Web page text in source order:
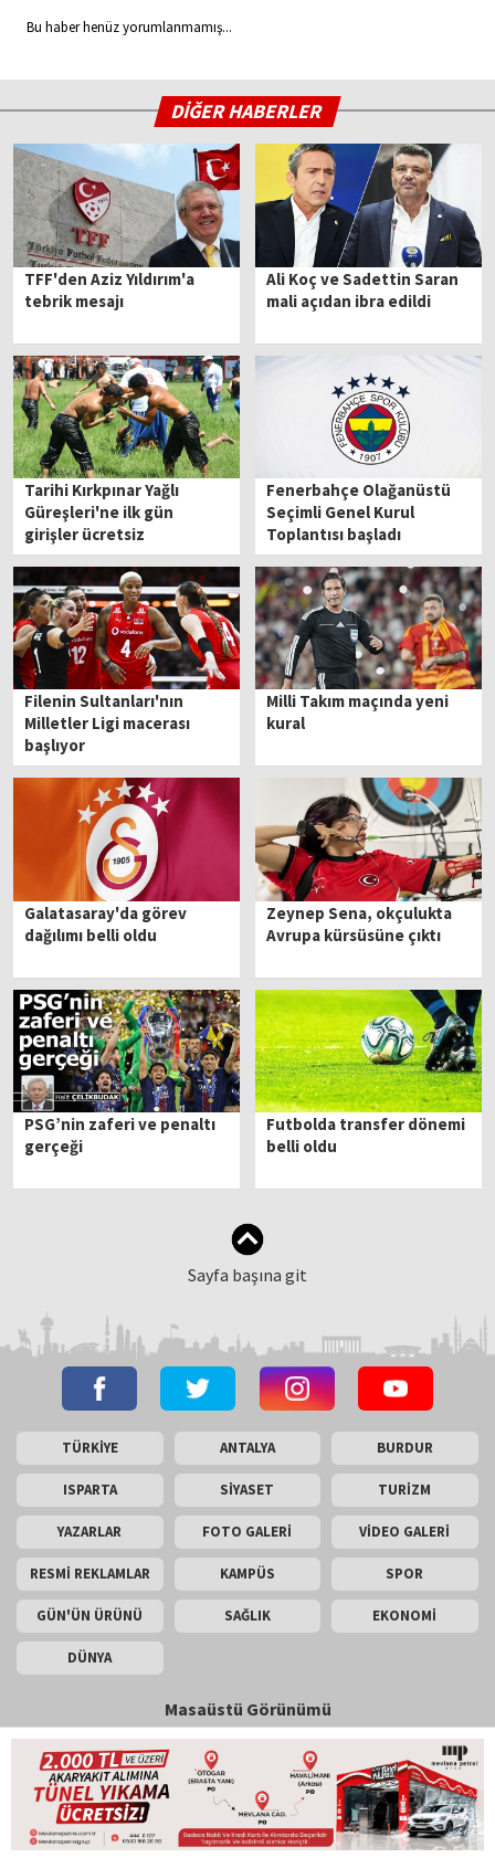
Bu haber henüz yorumlanmamış...
DİĞER HABERLER
TFF'den Aziz Yıldırım'a
tebrik mesajı
Ali Koç ve Sadettin Saran
mali açıdan ibra edildi
Tarihi Kırkpınar Yağlı
Güreşleri'ne ilk gün
girişler ücretsiz
Fenerbahçe Olağanüstü
Seçimli Genel Kurul
Toplantısı başladı
Filenin Sultanları'nın
Milletler Ligi macerası
başlıyor
Milli Takım maçında yeni
kural
Galatasaray'da görev
dağılımı belli oldu
Zeynep Sena, okçulukta
Avrupa kürsüsüne çıktı
PSG’nin zaferi ve penaltı
gerçeği
Futbolda transfer dönemi
belli oldu
Sayfa başına git
TÜRKİYE ANTALYA BURDUR
ISPARTA SİYASET TURİZM
YAZARLAR FOTO GALERİ VİDEO GALERİ
RESMİ REKLAMLAR KAMPÜS SPOR
GÜN'ÜN ÜRÜNÜ SAĞLIK EKONOMİ
DÜNYA
Masaüstü Görünümü
İletişim
Copyright © 2026 Gün Haber